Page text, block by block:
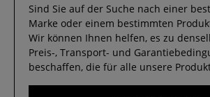
Sind Sie auf der Suche nach einer
Marke oder einem bestimmten
Wir können Ihnen helfen, es zu
Preis-, Transport- und
beschaffen, die für alle unsere